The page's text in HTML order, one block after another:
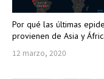
Por qué las últimas
provienen de Asia y
12 marzo, 2020